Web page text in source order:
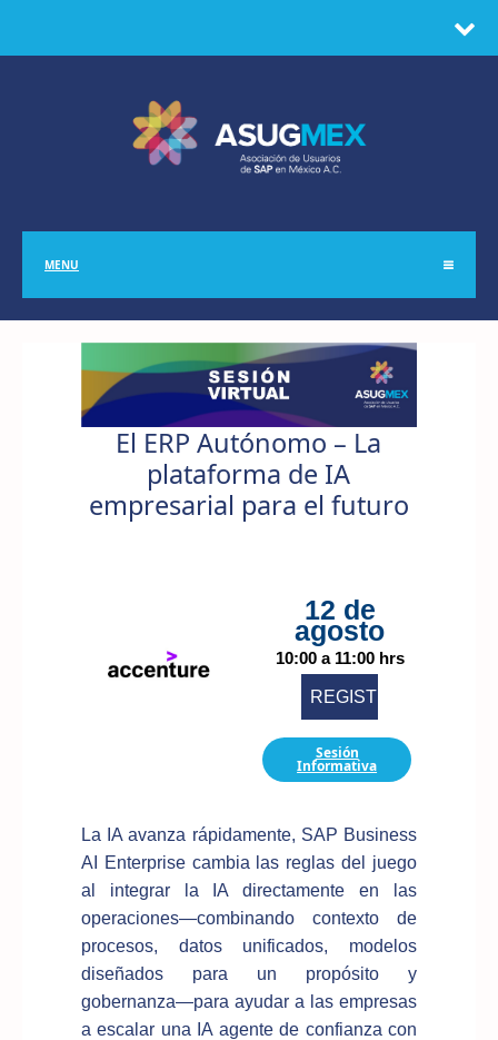
MENU
El ERP Autónomo – La
plataforma de IA
empresarial para el futuro
12 de
agosto
10:00 a 11:00 hrs
REGISTRARME
Sesión
Informativa
La IA avanza rápidamente, SAP Business
AI Enterprise cambia las reglas del juego
al integrar la IA directamente en las
operaciones—combinando contexto de
procesos, datos unificados, modelos
diseñados para un propósito y
gobernanza—para ayudar a las empresas
a escalar una IA agente de confianza con